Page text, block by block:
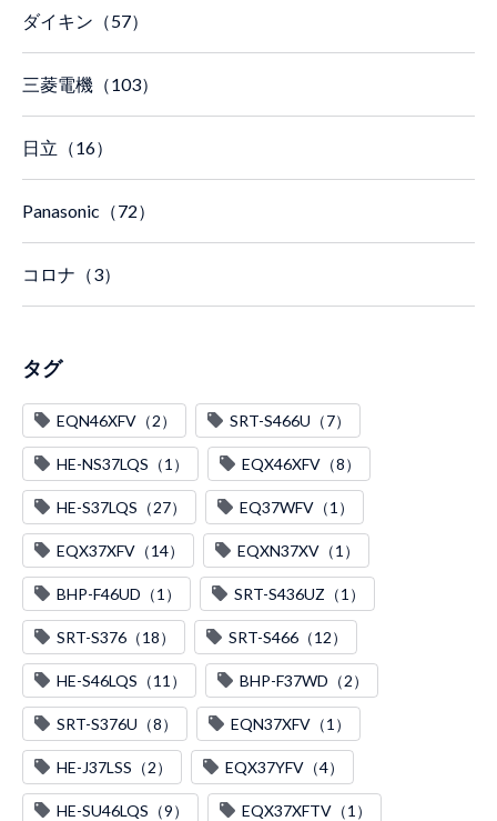
ダイキン（57）
三菱電機（103）
日立（16）
Panasonic（72）
コロナ（3）
タグ
EQN46XFV（2） SRT-S466U（7）
HE-NS37LQS（1） EQX46XFV（8）
HE-S37LQS（27） EQ37WFV（1）
EQX37XFV（14） EQXN37XV（1）
BHP-F46UD（1） SRT-S436UZ（1）
SRT-S376（18） SRT-S466（12）
HE-S46LQS（11） BHP-F37WD（2）
SRT-S376U（8） EQN37XFV（1）
HE-J37LSS（2） EQX37YFV（4）
HE-SU46LQS（9） EQX37XFTV（1）